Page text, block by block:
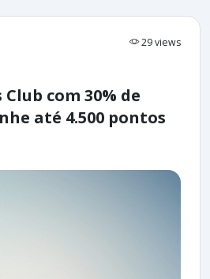
29 views
Club com 30% de
até 4.500 pontos